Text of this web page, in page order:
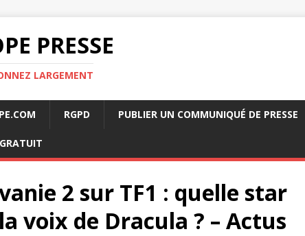
PRESSE
LARGEMENT
RGPD PUBLIER UN COMMUNIQUÉ DE PRESSE
2 sur TF1 : quelle star
voix de Dracula ? – Actus